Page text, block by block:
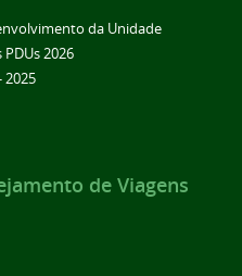
da Unidade
2026
2025
de Viagens